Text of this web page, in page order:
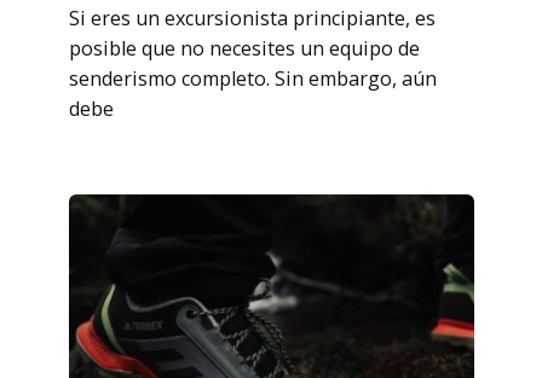
Si eres un excursionista principiante, es
posible que no necesites un equipo de
senderismo completo. Sin embargo, aún
debe